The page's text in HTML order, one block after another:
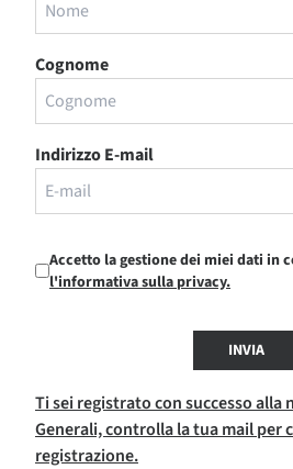
Cognome
Indirizzo E-mail
Accetto la gestione dei miei dati in
l'informativa sulla privacy.
INVIA
Ti sei registrato con successo alla
Generali, controlla la tua mail per
registrazione.